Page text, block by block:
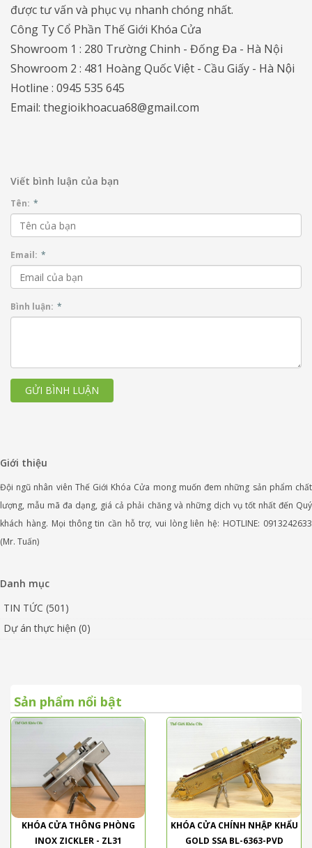
được tư vấn và phục vụ nhanh chóng nhất.
Công Ty Cổ Phần Thế Giới Khóa Cửa
Showroom 1 : 280 Trường Chinh - Đống Đa - Hà Nội
Showroom 2 : 481 Hoàng Quốc Việt - Cầu Giấy - Hà Nội
Hotline : 0945 535 645
Email: thegioikhoacua68@gmail.com
Viết bình luận của bạn
Tên: *
Email: *
Bình luận: *
GỬI BÌNH LUẬN
Giới thiệu
Đội ngũ nhân viên Thế Giới Khóa Cửa mong muốn đem những sản phẩm chất
lượng, mẫu mã đa dạng, giá cả phải chăng và những dịch vụ tốt nhất đến Quý
khách hàng. Mọi thông tin cần hỗ trợ, vui lòng liên hệ: HOTLINE: 0913242633
(Mr. Tuấn)
Danh mục
TIN TỨC (501)
Dự án thực hiện (0)
Sản phẩm nổi bật
KHÓA CỬA THÔNG PHÒNG
INOX ZICKLER - ZL31
KHÓA CỬA CHÍNH NHẬP KHẨU
GOLD SSA BL-6363-PVD